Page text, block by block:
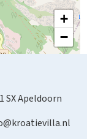
+
−
SX Apeldoorn